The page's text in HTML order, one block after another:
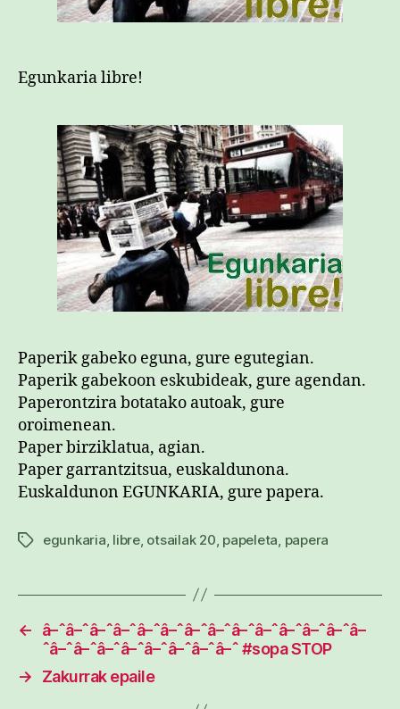
Egunkaria libre!
Paperik gabeko eguna, gure egutegian.
Paperik gabekoon eskubideak, gure agendan.
Paperontzira botatako autoak, gure
oroimenean.
Paper birziklatua, agian.
Paper garrantzitsua, euskaldunona.
Euskaldunon EGUNKARIA, gure papera.
Etiketakegunkaria libre, otsailak 20 papeleta papera
←
â–ˆâ–ˆâ–ˆâ–ˆâ–ˆâ–ˆâ–ˆâ–ˆâ–ˆâ–ˆâ–ˆâ–ˆâ–ˆâ–
ˆâ–ˆâ–ˆâ–ˆâ–ˆâ–ˆâ–ˆâ–ˆâ–ˆ #sopa STOP
→
Zakurrak epaile